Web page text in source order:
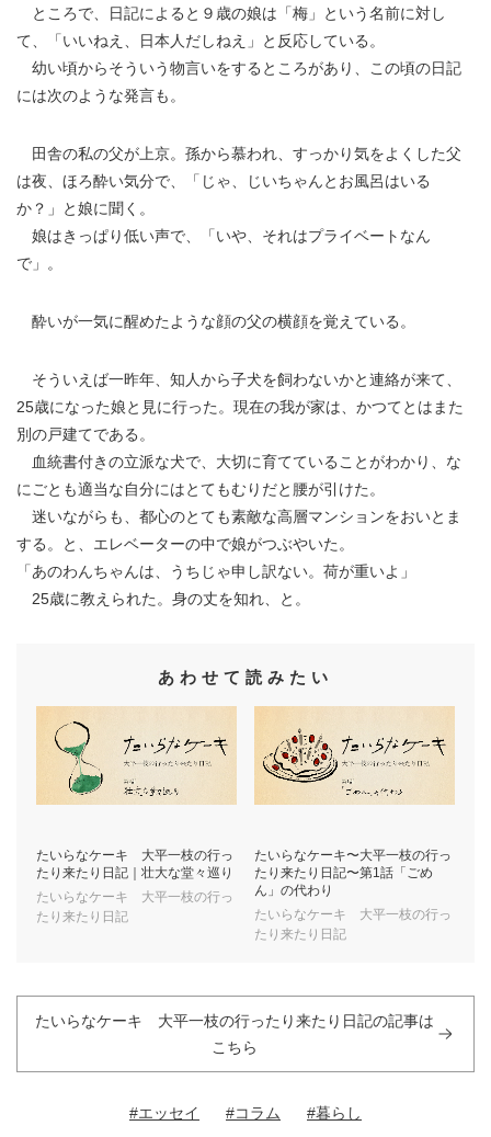
ところで、日記によると９歳の娘は「梅」という名前に対し
て、「いいねえ、日本人だしねえ」と反応している。
幼い頃からそういう物言いをするところがあり、この頃の日記
には次のような発言も。
田舎の私の父が上京。孫から慕われ、すっかり気をよくした父
は夜、ほろ酔い気分で、「じゃ、じいちゃんとお風呂はいる
か？」と娘に聞く。
娘はきっぱり低い声で、「いや、それはプライベートなん
で」。
酔いが一気に醒めたような顔の父の横顔を覚えている。
そういえば一昨年、知人から子犬を飼わないかと連絡が来て、
25歳になった娘と見に行った。現在の我が家は、かつてとはまた
別の戸建てである。
血統書付きの立派な犬で、大切に育てていることがわかり、な
にごとも適当な自分にはとてもむりだと腰が引けた。
迷いながらも、都心のとても素敵な高層マンションをおいとま
する。と、エレベーターの中で娘がつぶやいた。
「あのわんちゃんは、うちじゃ申し訳ない。荷が重いよ」
25歳に教えられた。身の丈を知れ、と。
あわせて読みたい
たいらなケーキ 大平一枝の行っ
たり来たり日記｜壮大な堂々巡り
たいらなケーキ 大平一枝の行っ
たり来たり日記
たいらなケーキ〜大平一枝の行っ
たり来たり日記〜第1話「ごめ
ん」の代わり
たいらなケーキ 大平一枝の行っ
たり来たり日記
たいらなケーキ 大平一枝の行ったり来たり日記の記事は
こちら
#エッセイ #コラム #暮らし